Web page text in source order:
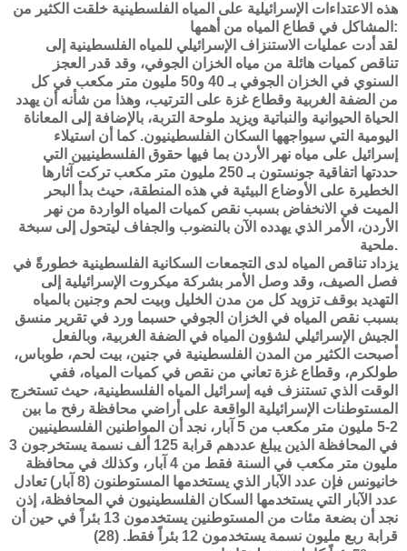
المشاكل في قطاع المياه من أهمها:
لقد أدت عمليات الاستنزاف الإسرائيلي للمياه الفلسطينية إلى
تناقص كميات هائلة من مياه الخزان الجوفي، وقد قدر العجز
السنوي في الخزان الجوفي بـ 40 و50 مليون متر مكعب في كل
من الضفة الغربية وقطاع غزة على الترتيب، وهذا من شأنه أن يهدد
الحياة الحيوانية والنباتية ويزيد ملوحة التربة، بالإضافة إلى المعاناة
اليومية التي سيواجهها السكان الفلسطينيون. كما أن استيلاء
إسرائيل على مياه نهر الأردن بما فيها حقوق الفلسطينيين التي
حددتها اتفاقية جونستون بـ 250 مليون متر مكعب تركت آثارها
الخطيرة على الأوضاع البيئية في هذه المنطقة، حيث بدأ البحر
الميت في الانخفاض بسبب نقص كميات المياه الواردة من نهر
الأردن، الأمر الذي يهدده الآن بالنضوب والجفاف ليتحول إلى سبخة
ملحية.
يزداد تناقص المياه لدى التجمعات السكانية الفلسطينية خطورةً في
فصل الصيف، وقد وصل الأمر بشركة ميكروت الإسرائيلية إلى
التهديد بوقف تزويد كل من مدن الخليل وبيت لحم وجنين بالمياه
بسبب نقص المياه في الخزان الجوفي حسبما ورد في تقرير منسق
الجيش الإسرائيلي لشؤون المياه في الضفة الغربية، وبالفعل
أصبحت الكثير من المدن الفلسطينية في جنين، بيت لحم، طوباس،
طولكرم، وقطاع غزة تعاني من نقص في كميات المياه، ففي
الوقت الذي تستنزف فيه إسرائيل المياه الفلسطينية، حيث تستخرج
المستوطنات الإسرائيلية الواقعة على أراضي محافظة رفح ما بين
2-5 مليون متر مكعب من 5 آبار، نجد أن المواطنين الفلسطينيين
في المحافظة الذين يبلغ عددهم قرابة 125 ألف نسمة يستخرجون 3
مليون متر مكعب في السنة فقط من 4 آبار، وكذلك في محافظة
خانيونس فإن عدد الآبار الذي يستخدمها المستوطنون (8 آبار) تعادل
عدد الآبار التي يستخدمها السكان الفلسطينيون في المحافظة، إذن
نجد أن بضعة مئات من المستوطنين يستخدمون 13 بئراً في حين أن
قرابة ربع مليون نسمة يستخدمون 12 بئراً فقط. (28)